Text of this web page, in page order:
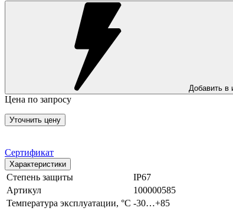
Добавить в
Цена по запросу
Уточнить цену
Сертификат
Характеристики
Степень защиты
IP67
Артикул
100000585
Температура эксплуатации, °С -30…+85